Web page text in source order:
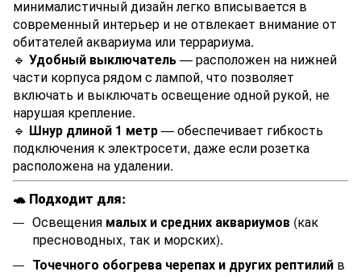
минималистичный дизайн легко вписывается в
современный интерьер и не отвлекает внимание от
обитателей аквариума или террариума.
🔹 Удобный выключатель— расположен на нижней
части корпуса рядом с лампой, что позволяет
включать и выключать освещение одной рукой, не
нарушая крепление.
🔹 Шнур длиной 1 метр— обеспечивает гибкость
подключения к электросети, даже если розетка
расположена на удалении.
🐢 Подходит для:
Освещения малых и средних аквариумов (как
пресноводных, так и морских).
Точечного обогрева черепах и других рептилий в